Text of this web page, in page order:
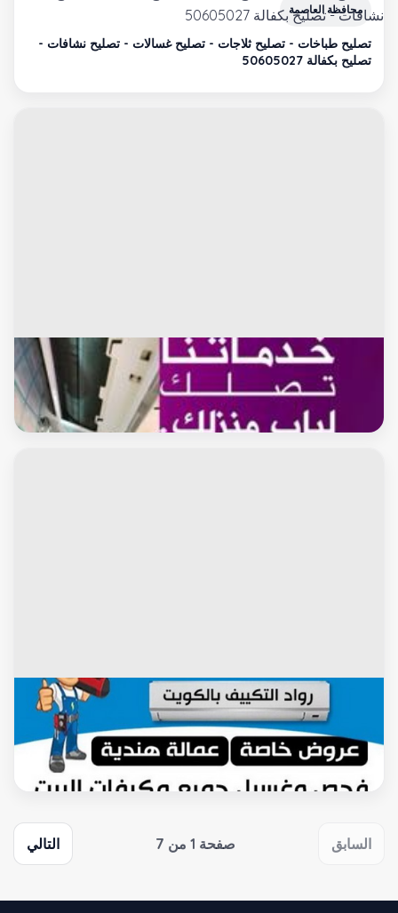
محافظة العاصمة
تصليح طباخات - تصليح ثلاجات - تصليح غسالات - تصليح نشافات -
تصليح بكفالة 50605027
محافظة الجهراء
صيانة التكيف
محافظة الاحمدى
فني تكييف صباح الاحمد - فني تكييف مركزي صباح الاحمد -
بالكويت 60040484 - تصليح تكييف صباح الاحمد - رقم فني تكييف
صباح الاحمد - فني مكيفات صباح الاحمد - فني تكييف هندي صباح
الاحمد - فني تكييف باكستاني صباح الاحمد
السابق صفحة 1 من 7 التالي